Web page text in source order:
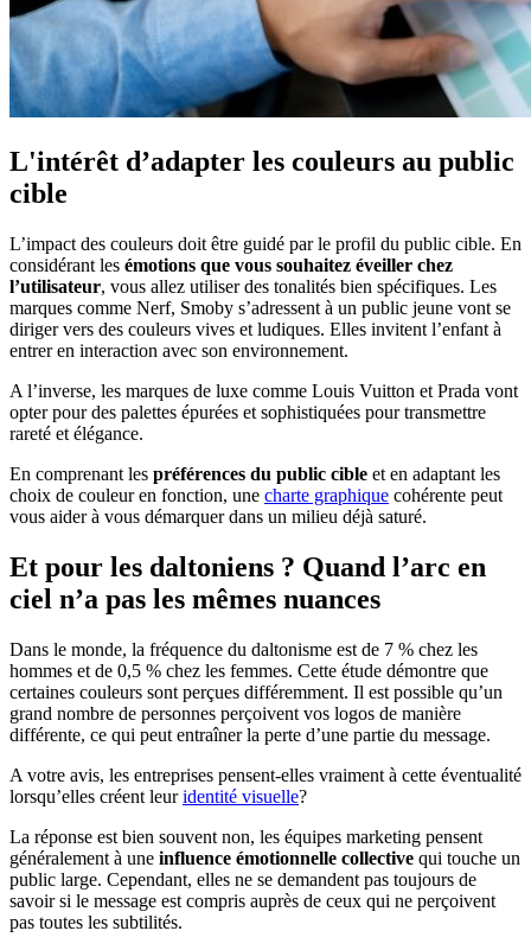
L'intérêt d’adapter les couleurs au public
cible
L’impact des couleurs doit être guidé par le profil du public cible. En
considérant les émotions que vous souhaitez éveiller chez
l’utilisateur, vous allez utiliser des tonalités bien spécifiques. Les
marques comme Nerf, Smoby s’adressent à un public jeune vont se
diriger vers des couleurs vives et ludiques. Elles invitent l’enfant à
entrer en interaction avec son environnement.
A l’inverse, les marques de luxe comme Louis Vuitton et Prada vont
opter pour des palettes épurées et sophistiquées pour transmettre
rareté et élégance.
En comprenant les préférences du public cible et en adaptant les
choix de couleur en fonction, une charte graphique cohérente peut
vous aider à vous démarquer dans un milieu déjà saturé.
Et pour les daltoniens ? Quand l’arc en
ciel n’a pas les mêmes nuances
Dans le monde, la fréquence du daltonisme est de 7 % chez les
hommes et de 0,5 % chez les femmes. Cette étude démontre que
certaines couleurs sont perçues différemment. Il est possible qu’un
grand nombre de personnes perçoivent vos logos de manière
différente, ce qui peut entraîner la perte d’une partie du message.
A votre avis, les entreprises pensent-elles vraiment à cette éventualité
lorsqu’elles créent leuridentité visuelle?
La réponse est bien souvent non, les équipes marketing pensent
généralement à une influence émotionnelle collective qui touche un
public large. Cependant, elles ne se demandent pas toujours de
savoir si le message est compris auprès de ceux qui ne perçoivent
pas toutes les subtilités.